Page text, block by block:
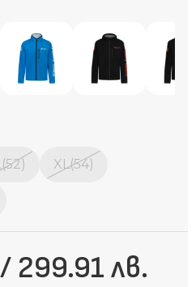
XL(54)
299.91 лв.